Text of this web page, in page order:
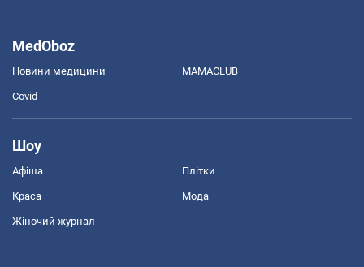
MedOboz
Новини медицини MAMACLUB
Covid
Шоу
Афіша Плітки
Краса Мода
Жіночий журнал